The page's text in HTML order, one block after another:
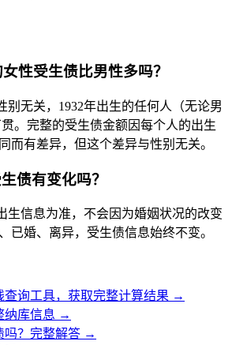
性受生债比男性多吗？
别无关，1932年出生的任何人（无论男
。完整的受生债金额因每个人的出生
而有差异，但这个差异与性别无关。
债有变化吗？
生信息为准，不会因为婚姻状况的改变
已婚、离异，受生债信息始终不变。
查询工具，获取完整计算结果 →
纳库信息 →
吗？完整解答 →